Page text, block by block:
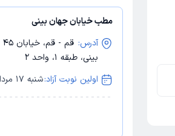
مطب خیابان جهان بینی
آدرس:
بینی، طبقه 1، واحد 2
اولین نوبت آزاد:شنبه 17 مرداد | 16:50